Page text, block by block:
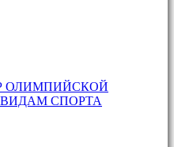
ОЛИМПИЙСКОЙ
СПОРТА